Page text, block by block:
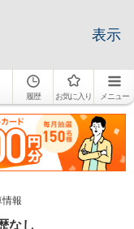
表示
履歴 お気に入り メニュー
報
なし